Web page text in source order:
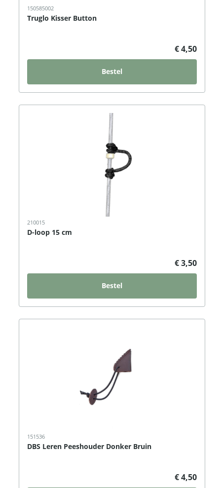
150585002
Truglo Kisser Button
€ 4,50
Bestel
210015
D-loop 15 cm
€ 3,50
Bestel
151536
DBS Leren Peeshouder Donker Bruin
€ 4,50